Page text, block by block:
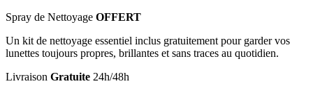
Spray de Nettoyage OFFERT
Un kit de nettoyage essentiel inclus gratuitement pour garder vos
lunettes toujours propres, brillantes et sans traces au quotidien.
Livraison Gratuite 24h/48h